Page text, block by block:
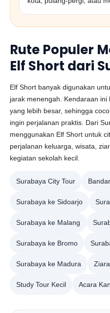
Rute Populer
Elf Short dari
Elf Short banyak digunakan
jarak menengah. Kendaraan
yang lebih besar, sehingga
ingin perjalanan praktis. Dari
menggunakan Elf Short untuk
perjalanan keluarga, wisata,
kegiatan sekolah kecil.
Surabaya City Tour
Surabaya ke Sidoarjo
Surabaya ke Malang
Surabaya ke Bromo
Surabaya ke Madura
Study Tour Kecil Acara